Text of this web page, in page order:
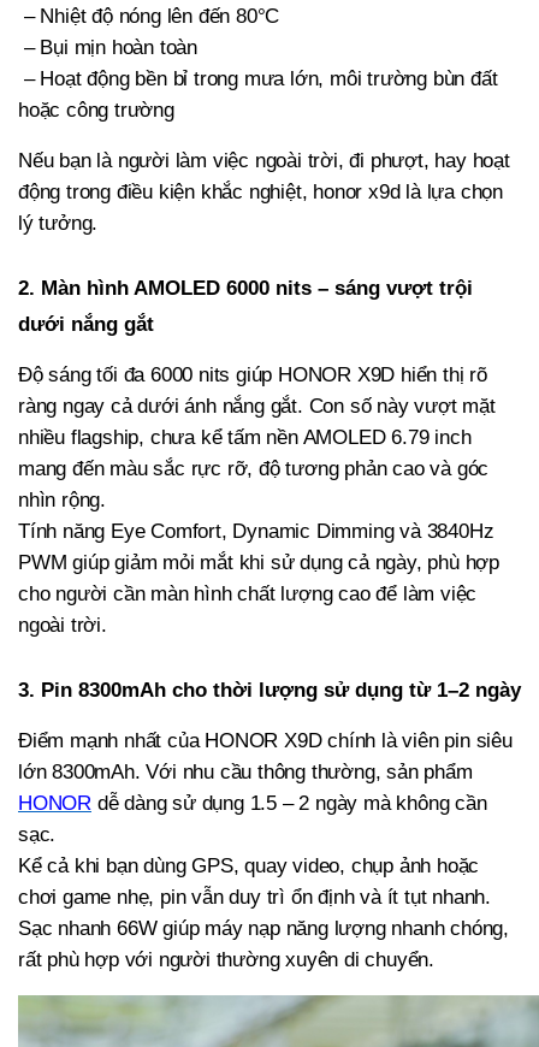
– Nhiệt độ nóng lên đến 80°C
– Bụi mịn hoàn toàn
– Hoạt động bền bỉ trong mưa lớn, môi trường bùn đất
hoặc công trường
Nếu bạn là người làm việc ngoài trời, đi phượt, hay hoạt
động trong điều kiện khắc nghiệt, honor x9d là lựa chọn
lý tưởng.
2. Màn hình AMOLED 6000 nits – sáng vượt trội
dưới nắng gắt
Độ sáng tối đa 6000 nits giúp HONOR X9D hiển thị rõ
ràng ngay cả dưới ánh nắng gắt. Con số này vượt mặt
nhiều flagship, chưa kể tấm nền AMOLED 6.79 inch
mang đến màu sắc rực rỡ, độ tương phản cao và góc
nhìn rộng.
Tính năng Eye Comfort, Dynamic Dimming và 3840Hz
PWM giúp giảm mỏi mắt khi sử dụng cả ngày, phù hợp
cho người cần màn hình chất lượng cao để làm việc
ngoài trời.
3. Pin 8300mAh cho thời lượng sử dụng từ 1–2 ngày
Điểm mạnh nhất của HONOR X9D chính là viên pin siêu
lớn 8300mAh. Với nhu cầu thông thường, sản phẩm
HONOR dễ dàng sử dụng 1.5 – 2 ngày mà không cần
sạc.
Kể cả khi bạn dùng GPS, quay video, chụp ảnh hoặc
chơi game nhẹ, pin vẫn duy trì ổn định và ít tụt nhanh.
Sạc nhanh 66W giúp máy nạp năng lượng nhanh chóng,
rất phù hợp với người thường xuyên di chuyển.